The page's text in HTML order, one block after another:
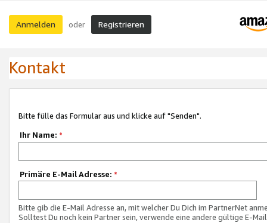
Anmelden oder Registrieren
Kontakt
Bitte fülle das Formular aus und klicke auf "Senden".
Ihr Name: *
Primäre E-Mail Adresse: *
Bitte gib die E-Mail Adresse an, mit welcher Du Dich im PartnerNet
Solltest Du noch kein Partner sein, verwende eine andere gültige E-